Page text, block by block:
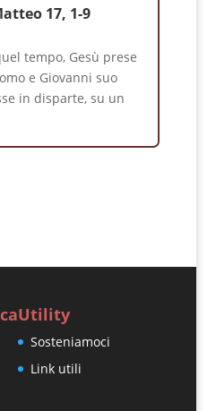
17, 1-9
tempo, Gesù prese
e Giovanni suo
in disparte, su un
Utility
Sosteniamoci
Link utili